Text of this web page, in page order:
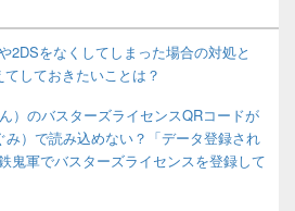
2DSをなくしてしまった場合の対処と
しておきたいことは？
）のバスターズライセンスQRコードが
）で読み込めない？「データ登録され
鬼軍でバスターズライセンスを登録して